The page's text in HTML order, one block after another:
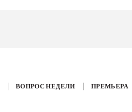
ВОПРОС НЕДЕЛИ ПРЕМЬЕРА